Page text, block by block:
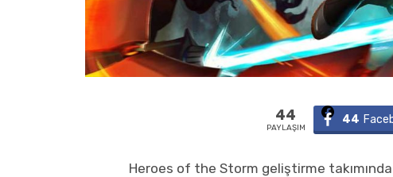
44
PAYLAŞIM
44
Heroes of the Storm geliştirme takımında